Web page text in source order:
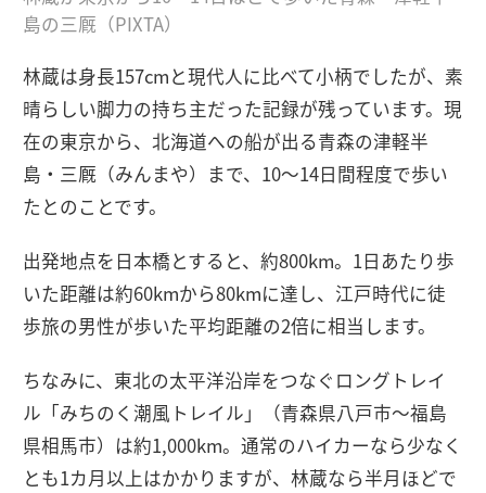
島の三厩（PIXTA）
林蔵は身長157cmと現代人に比べて小柄でしたが、素
晴らしい脚力の持ち主だった記録が残っています。現
在の東京から、北海道への船が出る青森の津軽半
島・三厩（みんまや）まで、10〜14日間程度で歩い
たとのことです。
出発地点を日本橋とすると、約800km。1日あたり歩
いた距離は約60kmから80kmに達し、江戸時代に徒
歩旅の男性が歩いた平均距離の2倍に相当します。
ちなみに、東北の太平洋沿岸をつなぐロングトレイ
ル「みちのく潮風トレイル」（青森県八戸市〜福島
県相馬市）は約1,000km。通常のハイカーなら少なく
とも1カ月以上はかかりますが、林蔵なら半月ほどで